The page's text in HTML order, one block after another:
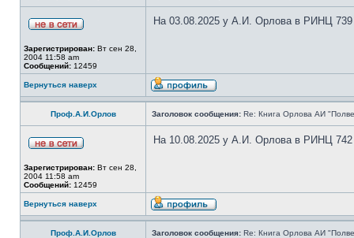
Зарегистрирован: Вт сен 28,
2004 11:58 am
Сообщений: 12459
На 03.08.2025 у А.И. Орлова в РИНЦ 739
Вернуться наверх
Проф.А.И.Орлов Заголовок сообщения: Re: Книга Орлова АИ
Зарегистрирован: Вт сен 28,
2004 11:58 am
Сообщений: 12459
На 10.08.2025 у А.И. Орлова в РИНЦ 742
Вернуться наверх
Проф.А.И.Орлов Заголовок сообщения: Re: Книга Орлова АИ